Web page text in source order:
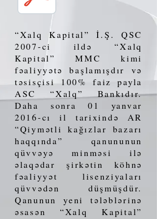
“Xalq Kapital” İ.Ş. QSC
2007-ci ildə “Xalq
Kapital” MMC kimi
fəaliyyətə başlamışdır və
təsisçisi 100% faiz payla
ASC “Xalq” Bankıdır.
Daha sonra 01 yanvar
2016-cı il tarixində AR
“Qiymətli kağızlar bazarı
haqqında” qanununun
qüvvəyə minməsi ilə
əlaqədar şirkətin köhnə
fəaliyyət lisenziyaları
qüvvədən düşmüşdür.
Qanunun yeni tələblərinə
əsasən “Xalq Kapital”